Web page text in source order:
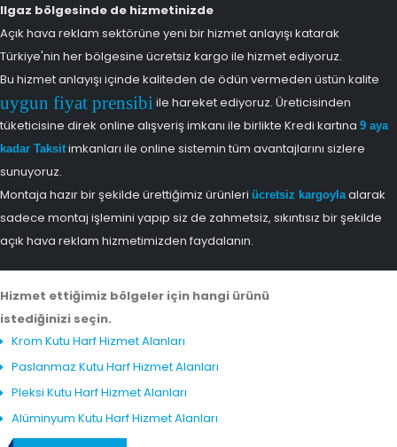
Ilgaz bölgesinde de hizmetinizde
Açık hava reklam sektörüne yeni bir hizmet anlayışı katarak
Türkiye'nin her bölgesine ücretsiz kargo ile hizmet ediyoruz.
Bu hizmet anlayışı içinde kaliteden de ödün vermeden üstün kalite
uygun fiyat prensibi ile hareket ediyoruz. Üreticisinden
tüketicisine direk online alışveriş imkanı ile birlikte Kredi kartına 9 aya
kadar Taksitimkanları ile online sistemin tüm avantajlarını sizlere
sunuyoruz.
Montaja hazır bir şekilde ürettiğimiz ürünleri ücretsiz kargoylaalarak
sadece montaj işlemini yapıp siz de zahmetsiz, sıkıntısız bir şekilde
açık hava reklam hizmetimizden faydalanın.
Hizmet ettiğimiz bölgeler için hangi ürünü
istediğinizi seçin.
Krom Kutu Harf Hizmet Alanları
Paslanmaz Kutu Harf Hizmet Alanları
Pleksi Kutu Harf Hizmet Alanları
Alüminyum Kutu Harf Hizmet Alanları